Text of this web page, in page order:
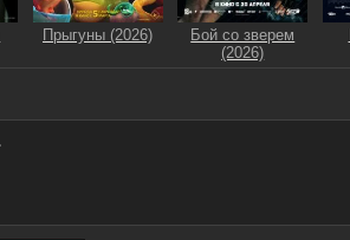
Прыгуны (2026)
Бой со зверем
(2026)